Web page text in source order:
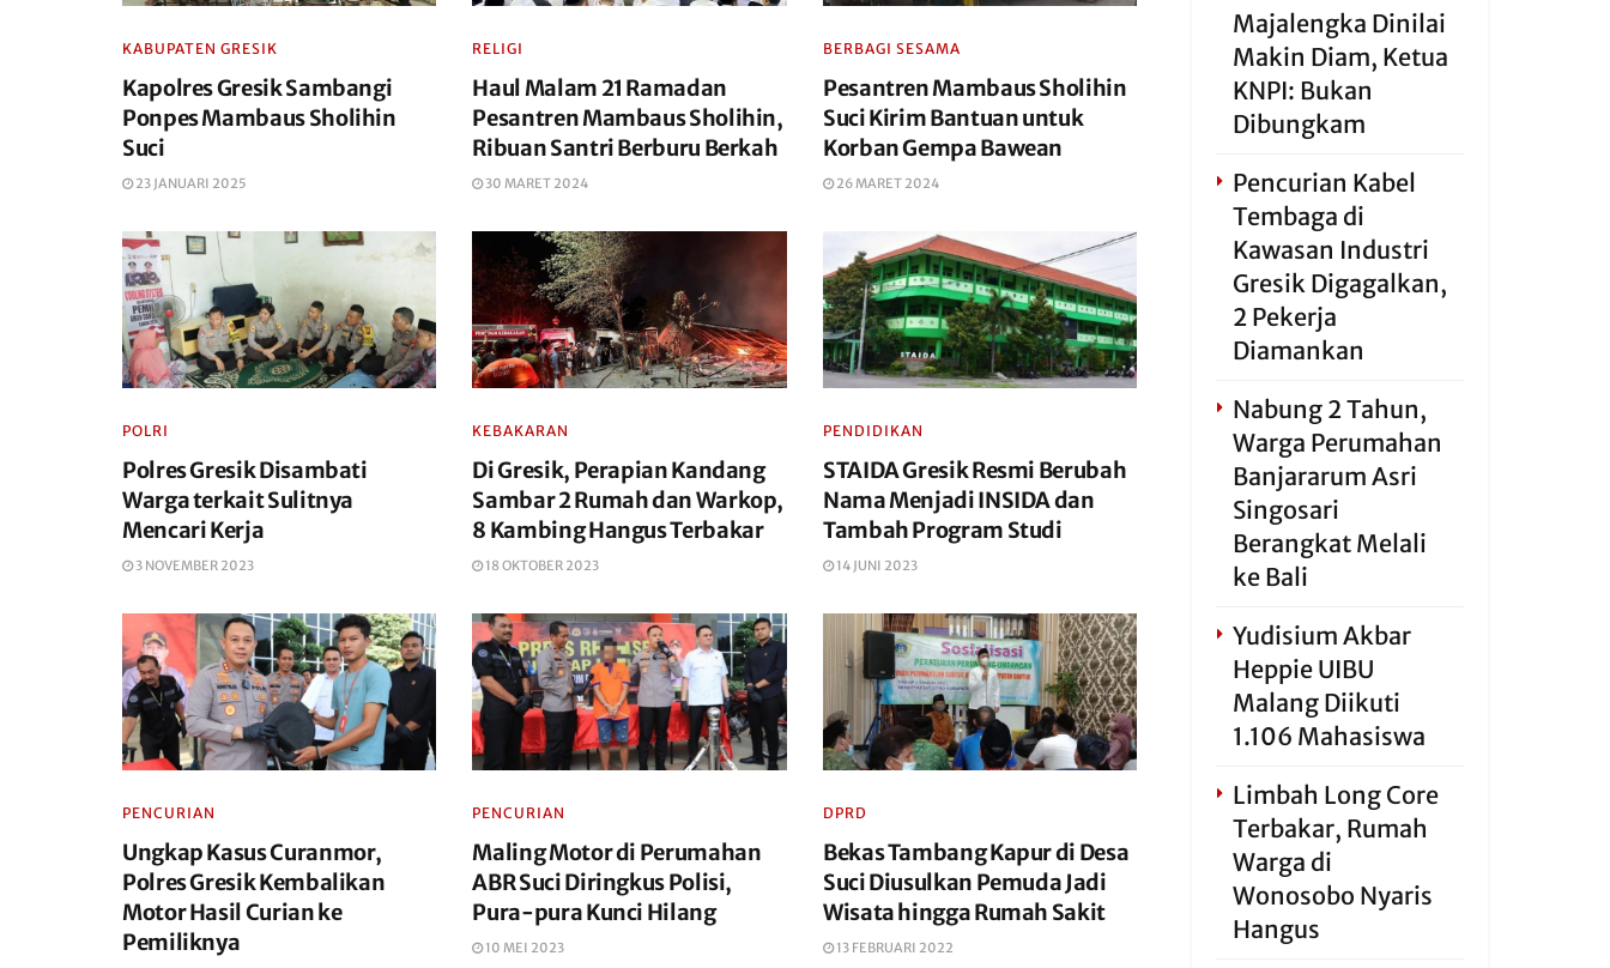
KABUPATEN GRESIK
Kapolres Gresik Sambangi
Ponpes Mambaus Sholihin
Suci
23 JANUARI 2025
RELIGI
Haul Malam 21 Ramadan
Pesantren Mambaus Sholihin,
Ribuan Santri Berburu Berkah
30 MARET 2024
BERBAGI SESAMA
Pesantren Mambaus Sholihin
Suci Kirim Bantuan untuk
Korban Gempa Bawean
26 MARET 2024
POLRI
Polres Gresik Disambati
Warga terkait Sulitnya
Mencari Kerja
3 NOVEMBER 2023
KEBAKARAN
Di Gresik, Perapian Kandang
Sambar 2 Rumah dan Warkop,
8 Kambing Hangus Terbakar
18 OKTOBER 2023
PENDIDIKAN
STAIDA Gresik Resmi Berubah
Nama Menjadi INSIDA dan
Tambah Program Studi
14 JUNI 2023
PENCURIAN
Ungkap Kasus Curanmor,
Polres Gresik Kembalikan
Motor Hasil Curian ke
Pemiliknya
PENCURIAN
Maling Motor di Perumahan
ABR Suci Diringkus Polisi,
Pura-pura Kunci Hilang
10 MEI 2023
DPRD
Bekas Tambang Kapur di Desa
Suci Diusulkan Pemuda Jadi
Wisata hingga Rumah Sakit
13 FEBRUARI 2022
Majalengka Dinilai
Makin Diam, Ketua
KNPI: Bukan
Dibungkam
Pencurian Kabel
Tembaga di
Kawasan Industri
Gresik Digagalkan,
2 Pekerja
Diamankan
Nabung 2 Tahun,
Warga Perumahan
Banjararum Asri
Singosari
Berangkat Melali
ke Bali
Yudisium Akbar
Heppie UIBU
Malang Diikuti
1.106 Mahasiswa
Limbah Long Core
Terbakar, Rumah
Warga di
Wonosobo Nyaris
Hangus